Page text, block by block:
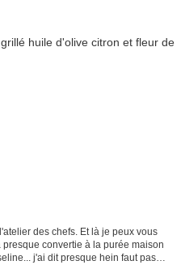
des chefs. Et là je peux vous
convertie à la purée maison
j'ai dit presque hein faut pas